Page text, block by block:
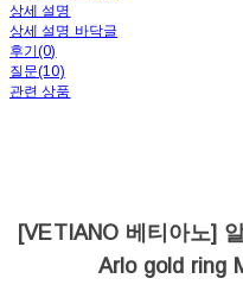
상세 설명
상세 설명 바닥글
후기(0)
질문(10)
관련 상품
[VETIANO 베티아노]
Arlo gold ring